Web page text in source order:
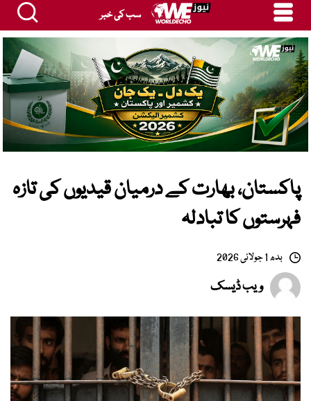
سب کی خبر
پاکستان، بھارت کے درمیان قیدیوں کی تازہ
فہرستوں کا تبادلہ
بدھ 1 جولائی 2026
ویب ڈیسک